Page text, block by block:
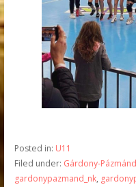
Posted in: U11
Filed under: Gárdony-
gardonypazmand_nk,